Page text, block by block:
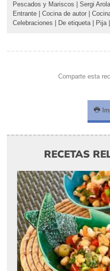
Pescados y Mariscos Sergi Arola
Entrante
Cocina de autor
Celebraciones
De etiqueta| Pija|
Comparte esta
RECETAS